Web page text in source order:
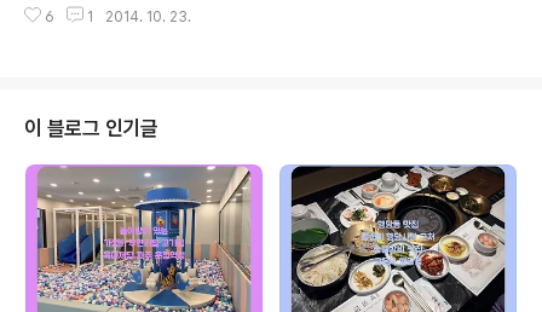
부암 이외에도) 접종시 긴장이나 통증으로 일시적인 실신
를 일으키는 가장 흔한 질환 으로 다른 병원균에 의한 장염
리 연세키즈소아청소년과 원장 최성열입니다. ^^ 2014년
5월부터 폐구균접종이 무료가 되면서 아기 접종에서 로타
바이러스 접종이 가장 비싼 접종이 되었습니다. 간간히 부
모님께서 로타바이러스 접종이 꼭 필요한지 물어보시는 경
우가 있어 간단히 설명해 드리겠습니다. 로타바이러스 접
종, 꼭 해야할까?..
6 1 2014. 10. 23.
이 블로그 인기글